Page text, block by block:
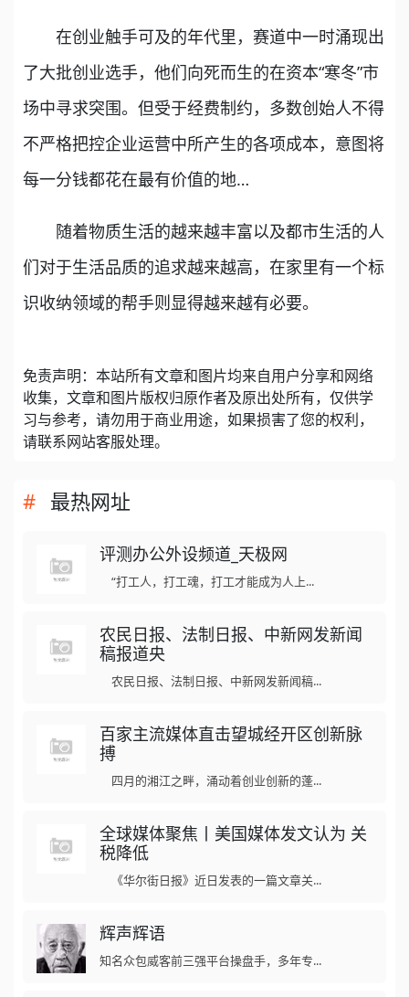
在创业触手可及的年代里，赛道中一时涌现出
了大批创业选手，他们向死而生的在资本“寒冬”市
场中寻求突围。但受于经费制约，多数创始人不得
不严格把控企业运营中所产生的各项成本，意图将
每一分钱都花在最有价值的地…
随着物质生活的越来越丰富以及都市生活的人
们对于生活品质的追求越来越高，在家里有一个标
识收纳领域的帮手则显得越来越有必要。
免责声明：本站所有文章和图片均来自用户分享和网络
收集，文章和图片版权归原作者及原出处所有，仅供学
习与参考，请勿用于商业用途，如果损害了您的权利，
请联系网站客服处理。
最热网址
评测办公外设频道_天极网
“打工人，打工魂，打工才能成为人上...
农民日报、法制日报、中新网发新闻
稿报道央
农民日报、法制日报、中新网发新闻稿...
百家主流媒体直击望城经开区创新脉
搏
四月的湘江之畔，涌动着创业创新的蓬...
全球媒体聚焦丨美国媒体发文认为 关
税降低
《华尔街日报》近日发表的一篇文章关...
辉声辉语
知名众包威客前三强平台操盘手，多年专...